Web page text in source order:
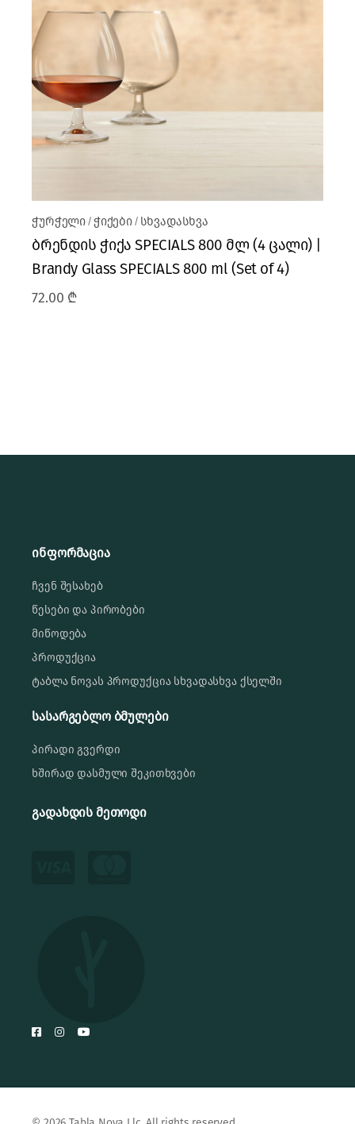
ჭურჭელი ჭიქები სხვადასხვა
ბრენდის ჭიქა SPECIALS 800 მლ (4 ცალი) |
Brandy Glass SPECIALS 800 ml (Set of 4)
72.00 ₾
ინფორმაცია
ჩვენ შესახებ
წესები და პირობები
მიწოდება
პროდუქცია
ტაბლა ნოვას პროდუქცია სხვადასხვა ქსელში
სასარგებლო ბმულები
პირადი გვერდი
ხშირად დასმული შეკითხვები
გადახდის მეთოდი